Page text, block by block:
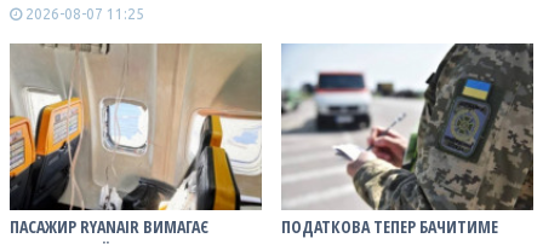
2026-08-07 11:25
ПАСАЖИР RYANAIR ВИМАГАЄ
ПОДАТКОВА ТЕПЕР БАЧИТИМЕ